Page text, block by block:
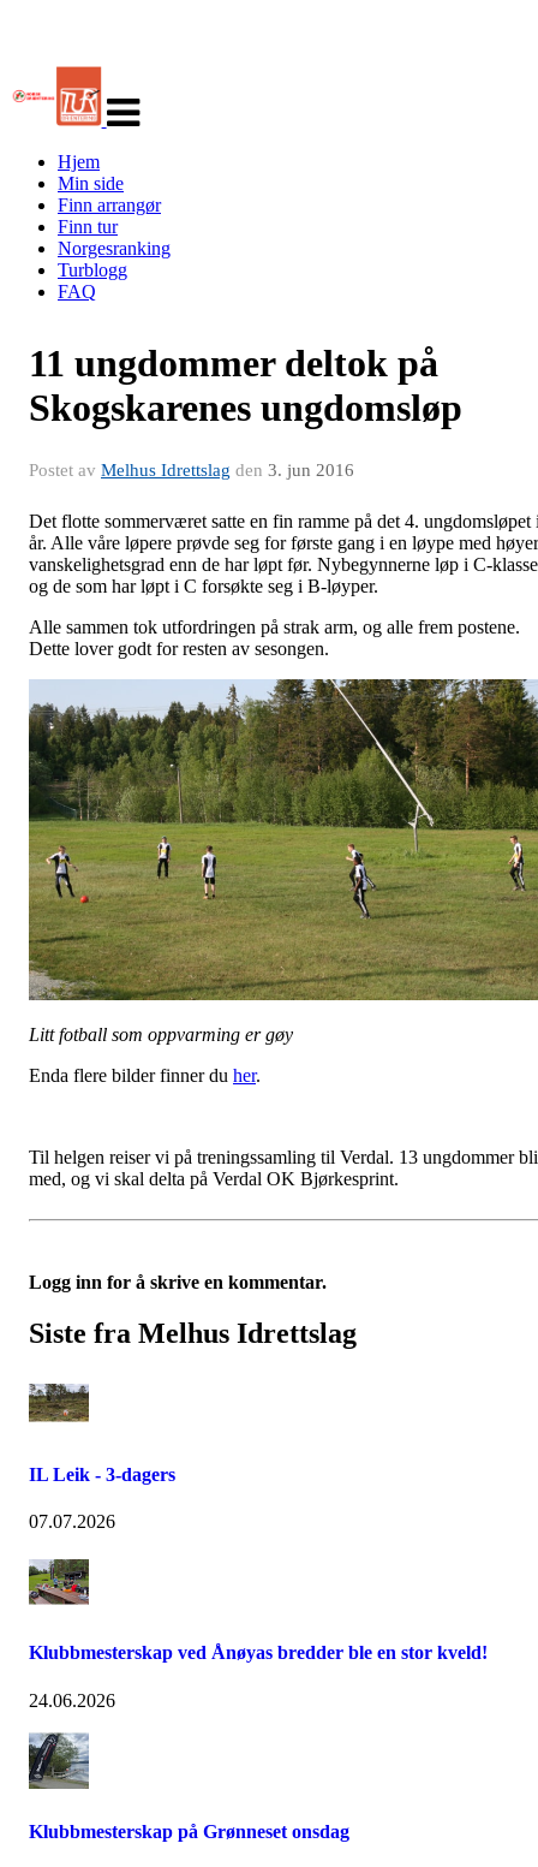
navigasjon
Hjem
Min side
Finn arrangør
Finn tur
Norgesranking
Turblogg
FAQ
11 ungdommer deltok på
Skogskarenes ungdomsløp
Postet av Melhus Idrettslag den 3. jun 2016
Det flotte sommerværet satte en fin ramme på det 4. ungdomsløpet
år. Alle våre løpere prøvde seg for første gang i en løype med
vanskelighetsgrad enn de har løpt før. Nybegynnerne løp i C-
og de som har løpt i C forsøkte seg i B-løyper.
Alle sammen tok utfordringen på strak arm, og alle frem postene.
Dette lover godt for resten av sesongen.
Litt fotball som oppvarming er gøy
Enda flere bilder finner du her.
Til helgen reiser vi på treningssamling til Verdal. 13 ungdommer
med, og vi skal delta på Verdal OK Bjørkesprint.
Logg inn for å skrive en kommentar.
Siste fra Melhus Idrettslag
IL Leik - 3-dagers
07.07.2026
Klubbmesterskap ved Ånøyas bredder ble en stor kveld!
24.06.2026
Klubbmesterskap på Grønneset onsdag